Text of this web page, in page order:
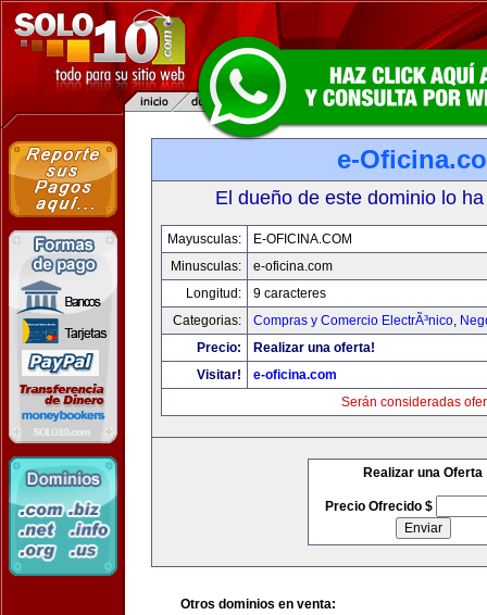
e-
El dueño de este dominio lo
Mayusculas:
E-OFICINA.COM
Minusculas:
e-oficina.com
Longitud:
9 caracteres
Categorias:
Compras y Comercio ElectrÃ³nico,
Precio:
Realizar una oferta!
Visitar!
e-oficina.com
Serán consideradas
Realizar una Oferta
Precio Ofrecido $
Otros dominios en venta: